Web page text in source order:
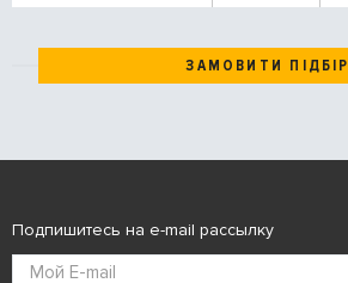
ЗАМОВИТИ ПІДБІР
Подпишитесь на e-mail рассылку